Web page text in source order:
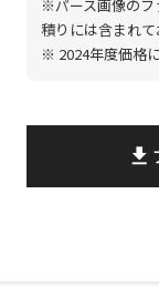
※パース画像のフ
積りには含まれて
※ 2024年度価格に
file_download